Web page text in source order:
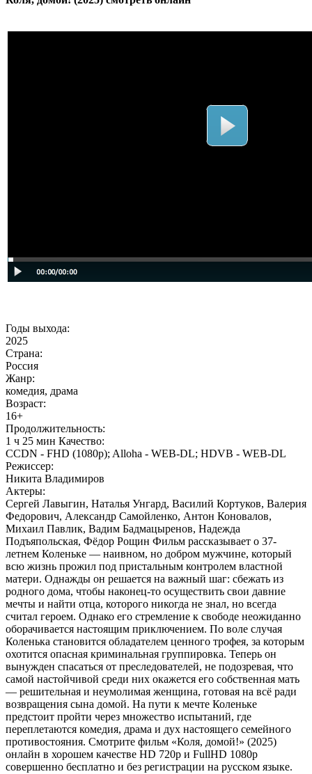
Годы выхода:
2025
Страна:
Россия
Жанр:
комедия, драма
Возраст:
16+
Продолжительность:
1 ч 25 мин Качество:
CCDN - FHD (1080p); Alloha - WEB-DL; HDVB - WEB-DL
Режиссер:
Никита Владимиров
Актеры:
Сергей Лавыгин, Наталья Унгард, Василий Кортуков, Валерия
Федорович, Александр Самойленко, Антон Коновалов,
Михаил Павлик, Вадим Бадмацыренов, Надежда
Подъяпольская, Фёдор Рощин Фильм рассказывает о 37-
летнем Коленьке — наивном, но добром мужчине, который
всю жизнь прожил под пристальным контролем властной
матери. Однажды он решается на важный шаг: сбежать из
родного дома, чтобы наконец-то осуществить свои давние
мечты и найти отца, которого никогда не знал, но всегда
считал героем. Однако его стремление к свободе неожиданно
оборачивается настоящим приключением. По воле случая
Коленька становится обладателем ценного трофея, за которым
охотится опасная криминальная группировка. Теперь он
вынужден спасаться от преследователей, не подозревая, что
самой настойчивой среди них окажется его собственная мать
— решительная и неумолимая женщина, готовая на всё ради
возвращения сына домой. На пути к мечте Коленьке
предстоит пройти через множество испытаний, где
переплетаются комедия, драма и дух настоящего семейного
противостояния. Смотрите фильм «Коля, домой!» (2025)
онлайн в хорошем качестве HD 720p и FullHD 1080p
совершенно бесплатно и без регистрации на русском языке.